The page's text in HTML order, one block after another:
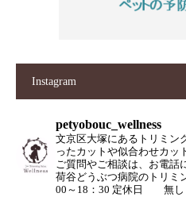
Instagram
petyobouc_wellness
文京区大塚にあるトリミン
ったカットや似合わせカッ
ご質問やご相談は、お電話
荷谷どうぶつ病院のトリミ
00～18：30 定休日 無し